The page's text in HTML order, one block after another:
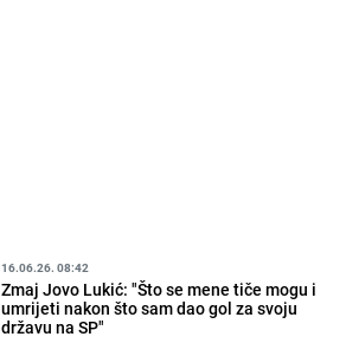
16.06.26. 08:42
Zmaj Jovo Lukić: "Što se mene tiče mogu i
umrijeti nakon što sam dao gol za svoju
državu na SP"